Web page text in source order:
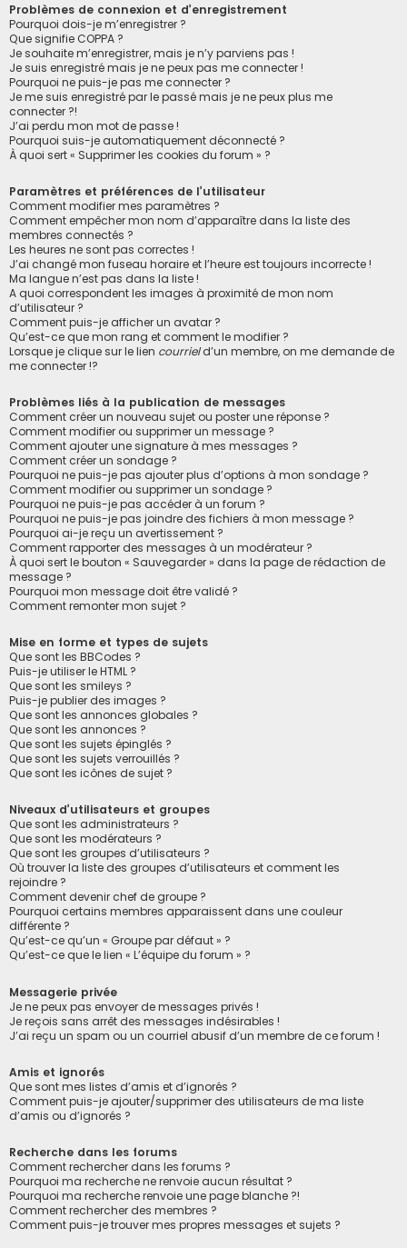
Problèmes de connexion et d’enregistrement
Pourquoi dois-je m’enregistrer ?
Que signifie COPPA ?
Je souhaite m’enregistrer, mais je n’y parviens pas !
Je suis enregistré mais je ne peux pas me connecter !
Pourquoi ne puis-je pas me connecter ?
Je me suis enregistré par le passé mais je ne peux plus me
connecter ?!
J’ai perdu mon mot de passe !
Pourquoi suis-je automatiquement déconnecté ?
À quoi sert « Supprimer les cookies du forum » ?
Paramètres et préférences de l’utilisateur
Comment modifier mes paramètres ?
Comment empêcher mon nom d’apparaître dans la liste des
membres connectés ?
Les heures ne sont pas correctes !
J’ai changé mon fuseau horaire et l’heure est toujours incorrecte !
Ma langue n’est pas dans la liste !
A quoi correspondent les images à proximité de mon nom
d’utilisateur ?
Comment puis-je afficher un avatar ?
Qu’est-ce que mon rang et comment le modifier ?
Lorsque je clique sur le lien courrield’un membre, on me demande de
me connecter !?
Problèmes liés à la publication de messages
Comment créer un nouveau sujet ou poster une réponse ?
Comment modifier ou supprimer un message ?
Comment ajouter une signature à mes messages ?
Comment créer un sondage ?
Pourquoi ne puis-je pas ajouter plus d’options à mon sondage ?
Comment modifier ou supprimer un sondage ?
Pourquoi ne puis-je pas accéder à un forum ?
Pourquoi ne puis-je pas joindre des fichiers à mon message ?
Pourquoi ai-je reçu un avertissement ?
Comment rapporter des messages à un modérateur ?
À quoi sert le bouton « Sauvegarder » dans la page de rédaction de
message ?
Pourquoi mon message doit être validé ?
Comment remonter mon sujet ?
Mise en forme et types de sujets
Que sont les BBCodes ?
Puis-je utiliser le HTML ?
Que sont les smileys ?
Puis-je publier des images ?
Que sont les annonces globales ?
Que sont les annonces ?
Que sont les sujets épinglés ?
Que sont les sujets verrouillés ?
Que sont les icônes de sujet ?
Niveaux d’utilisateurs et groupes
Que sont les administrateurs ?
Que sont les modérateurs ?
Que sont les groupes d’utilisateurs ?
Où trouver la liste des groupes d’utilisateurs et comment les
rejoindre ?
Comment devenir chef de groupe ?
Pourquoi certains membres apparaissent dans une couleur
différente ?
Qu’est-ce qu’un « Groupe par défaut » ?
Qu’est-ce que le lien « L’équipe du forum » ?
Messagerie privée
Je ne peux pas envoyer de messages privés !
Je reçois sans arrêt des messages indésirables !
J’ai reçu un spam ou un courriel abusif d’un membre de ce forum !
Amis et ignorés
Que sont mes listes d’amis et d’ignorés ?
Comment puis-je ajouter/supprimer des utilisateurs de ma liste
d’amis ou d’ignorés ?
Recherche dans les forums
Comment rechercher dans les forums ?
Pourquoi ma recherche ne renvoie aucun résultat ?
Pourquoi ma recherche renvoie une page blanche ?!
Comment rechercher des membres ?
Comment puis-je trouver mes propres messages et sujets ?